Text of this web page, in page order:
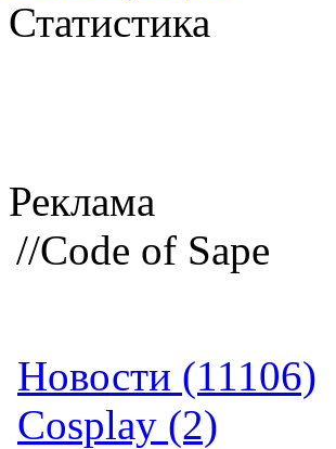
Статистика
Реклама
//Code of Sape
Новости (11106)
Cosplay (2)